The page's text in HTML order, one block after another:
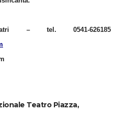
– tel. 0541-626185
Teatro Piazza